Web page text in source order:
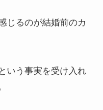
じるのが結婚前のカ
いう事実を受け入れ